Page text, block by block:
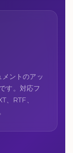
ントのアッ
す。対応フ
、RTF、